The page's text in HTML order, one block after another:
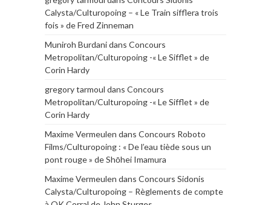
Calysta/Culturopoing – « Le Train sifflera trois
fois » de Fred Zinneman
Muniroh Burdanidans Concours
Metropolitan/Culturopoing -« Le Sifflet » de
Corin Hardy
gregory tarmoul dans Concours
Metropolitan/Culturopoing -« Le Sifflet » de
Corin Hardy
Maxime Vermeulen dans Concours Roboto
Films/Culturopoing : « De l’eau tiède sous un
pont rouge » de Shōhei Imamura
Maxime Vermeulen dans Concours Sidonis
Calysta/Culturopoing – Règlements de compte